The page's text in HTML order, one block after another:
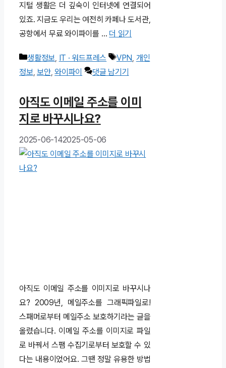
지털 생활은 더 깊숙이 인터넷에 연결되어
있죠. 지금도 우리는 여전히 카페나 도서관,
공항에서 무료 와이파이를 … 더 읽기
카
테
리
생활정보 IT · 워드프레스
태
그
VPN 개인
정보 ,보안,와이파이 댓글 남기기
아직도 이메일 주소를 이미
지로 바꾸시나요?
2025-06-142025-05-06
아직도 이메일 주소를 이미지로 바꾸시나
요? 2009년, 메일주소를 그래픽파일로!
스패머로부터 메일주소 보호하기라는 글을
올렸습니다. 이메일 주소를 이미지로 파일
로 바꿔서 스팸 수집기로부터 보호할 수 있
다는 내용이었어요. 그땐 정말 유용한 방법